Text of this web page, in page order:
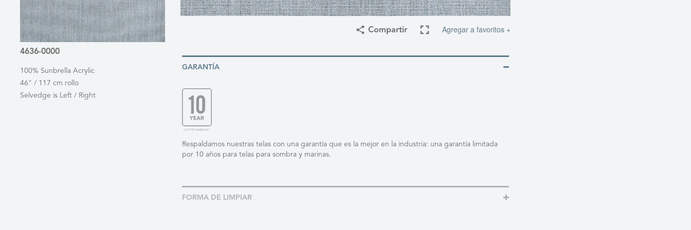
4636-0000
100% Sunbrella Acrylic
46" / 117 cm rollo
Selvedge is Left / Right
Compartir Agregar a favoritos +
GARANTÍA
Respaldamos nuestras telas con una garantía que es la mejor en la industria: una garantía limitada
por 10 años para telas para sombra y marinas.
FORMA DE LIMPIAR